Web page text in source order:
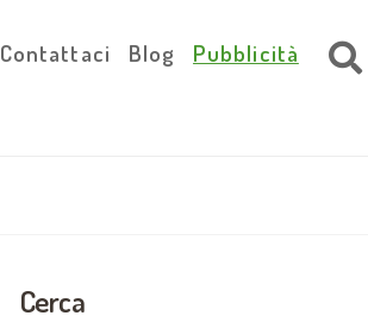
Contattaci Blog Pubblicità
Cerca